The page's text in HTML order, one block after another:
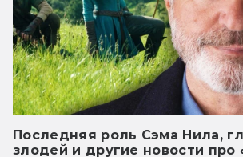
Последняя роль Сэма Нила,
злодей и другие новости про